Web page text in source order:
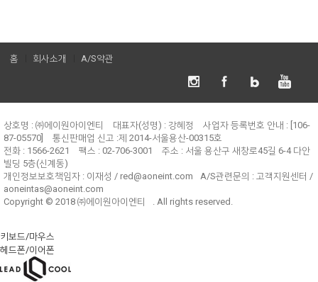
홈 회사소개 A/S약관
상호명 : ㈜에이원아이엔티 대표자(성명) : 강혜정
사업자 등록번호 안내 : [106-
87-05570]
통신판매업 신고 :제 2014-서울용산-00315호
전화 : 1566-2621
팩스 : 02-706-3001
주소 : 서울 용산구 새창로45길 6-4 다안
빌딩 5층(신계동)
개인정보보호책임자 : 이재성 / red@aoneint.com A/S관련문의 : 고객지원센터 /
aoneintas@aoneint.com
Copyright © 2018 ㈜에이원아이엔티 . All rights reserved.
키보드/마우스
헤드폰/이어폰